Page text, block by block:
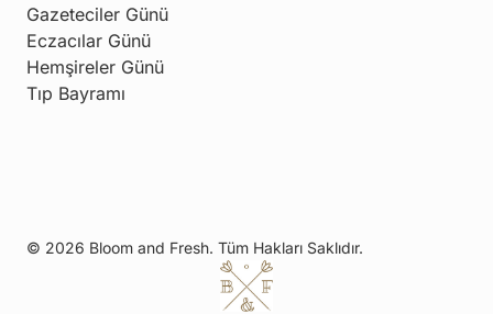
Gazeteciler Günü
Eczacılar Günü
Hemşireler Günü
Tıp Bayramı
© 2026 Bloom and Fresh. Tüm Hakları Saklıdır.